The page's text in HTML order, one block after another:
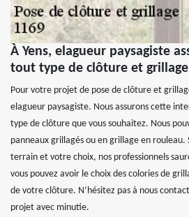
À Yens, elagueur paysagiste
tout type de clôture et grillage
Pour votre projet de pose de clôture et
elagueur paysagiste. Nous assurons cette
type de clôture que vous souhaitez. Nous
panneaux grillagés ou en grillage en
terrain et votre choix, nos professionnels
vous pouvez avoir le choix des colories de
de votre clôture. N’hésitez pas à nous
projet avec minutie.